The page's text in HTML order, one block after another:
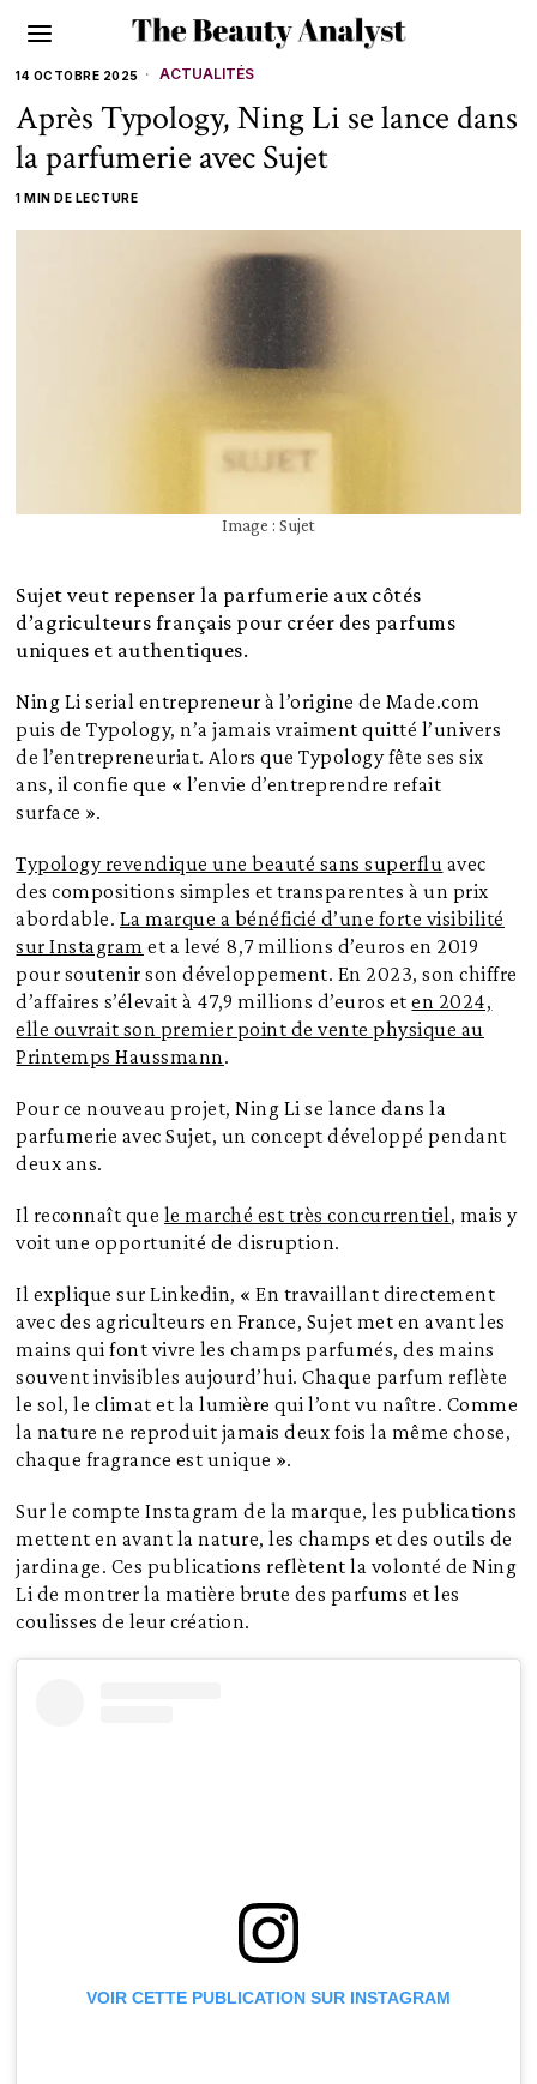
14 OCTOBRE 2025 ACTUALITÉS
Après Typology, Ning Li se lance dans
la parfumerie avec Sujet
1 MIN DE LECTURE
Image : Sujet
Sujet veut repenser la parfumerie aux côtés
d’agriculteurs français pour créer des parfums
uniques et authentiques.
Ning Li serial entrepreneur à l’origine de Made.com
puis de Typology, n’a jamais vraiment quitté l’univers
de l’entrepreneuriat. Alors que Typology fête ses six
ans, il confie que « l’envie d’entreprendre refait
surface ».
Typology revendique une beauté sans superflu avec
des compositions simples et transparentes à un prix
abordable. La marque a bénéficié d’une forte visibilité
sur Instagram et a levé 8,7 millions d’euros en 2019
pour soutenir son développement. En 2023, son chiffre
d’affaires s’élevait à 47,9 millions d’euros eten 2024,
elle ouvrait son premier point de vente physique au
Printemps Haussmann .
Pour ce nouveau projet, Ning Li se lance dans la
parfumerie avec Sujet, un concept développé pendant
deux ans.
Il reconnaît que le marché est très concurrentiel , mais y
voit une opportunité de disruption.
Il explique sur Linkedin, « En travaillant directement
avec des agriculteurs en France, Sujet met en avant les
mains qui font vivre les champs parfumés, des mains
souvent invisibles aujourd’hui. Chaque parfum reflète
le sol, le climat et la lumière qui l’ont vu naître. Comme
la nature ne reproduit jamais deux fois la même chose,
chaque fragrance est unique ».
Sur le compte Instagram de la marque, les publications
mettent en avant la nature, les champs et des outils de
jardinage. Ces publications reflètent la volonté de Ning
Li de montrer la matière brute des parfums et les
coulisses de leur création.
VOIR CETTE PUBLICATION SUR INSTAGRAM